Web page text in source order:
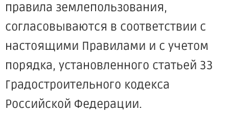
правила землепользования,
согласовываются в соответствии с
настоящими Правилами и с учетом
порядка, установленного статьей 33
Градостроительного кодекса
Российской Федерации.